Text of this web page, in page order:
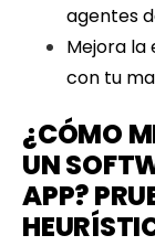
agentes
Mejora la
con tu
¿CÓMO
UN
APP?